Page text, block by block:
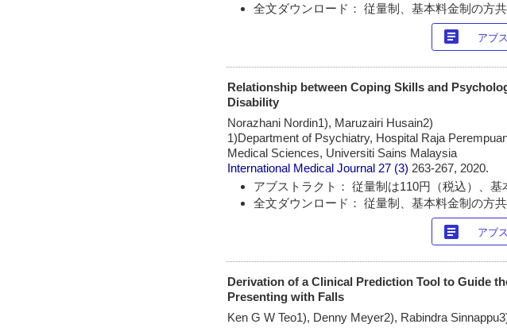
全文ダウンロード： 従量制、基本料金制の方共
article アブ
Relationship between Coping Skills and
Disability
Norazhani Nordin1), Maruzairi Husain2)
1)Department of Psychiatry, Hospital Raja
Medical Sciences, Universiti Sains Malaysia
International Medical Journal 27 (3) 263-267, 2020.
アブストラクト： 従量制は110円（税込）、基
全文ダウンロード： 従量制、基本料金制の方共
article アブ
Derivation of a Clinical Prediction Tool to Guide
Presenting with Falls
Ken G W Teo1), Denny Meyer2), Rabindra